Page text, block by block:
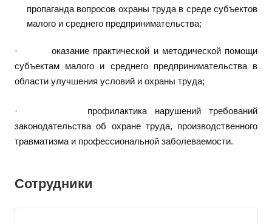
пропаганда вопросов охраны труда в среде субъектов
малого и среднего предпринимательства;
· оказание практической и методической помощи
субъектам малого и среднего предпринимательства в
области улучшения условий и охраны труда;
· профилактика нарушений требований
законодательства об охране труда, производственного
травматизма и профессиональной заболеваемости.
Сотрудники